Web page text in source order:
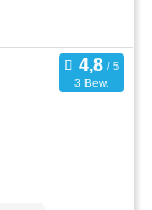
3 Bew.